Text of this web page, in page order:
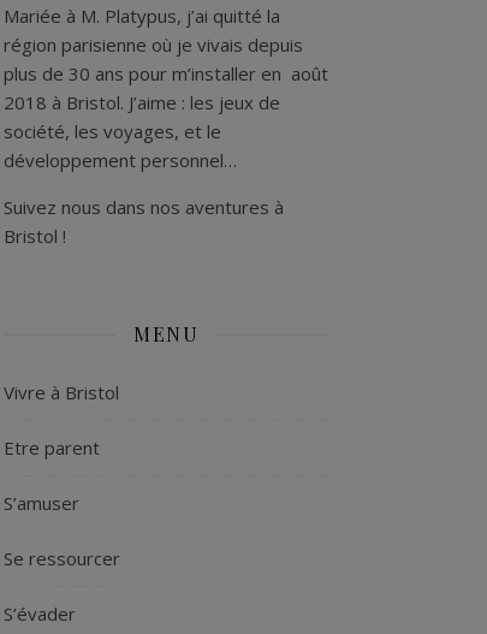
Mariée à M. Platypus, j’ai quitté la
région parisienne où je vivais depuis
plus de 30 ans pour m’installer en août
2018 à Bristol. J’aime : les jeux de
société, les voyages, et le
développement personnel…
Suivez nous dans nos aventures à
Bristol !
MENU
Vivre à Bristol
Etre parent
S’amuser
Se ressourcer
S’évader